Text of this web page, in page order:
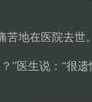
地在医院去世。
”医生说：“很